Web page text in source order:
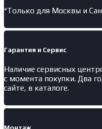
*Только для Москвы и
Гарантия и Сервис
Наличие сервисных
с момента покупки. Два
сайте, в каталоге.